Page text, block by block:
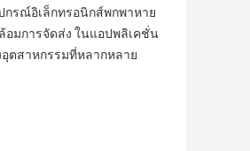
กรณ์อิเล็กทรอนิกส์พกพาหาย
มการจัดส่ง ในแอปพลิเคชั่น
ตสาหกรรมที่หลากหลาย